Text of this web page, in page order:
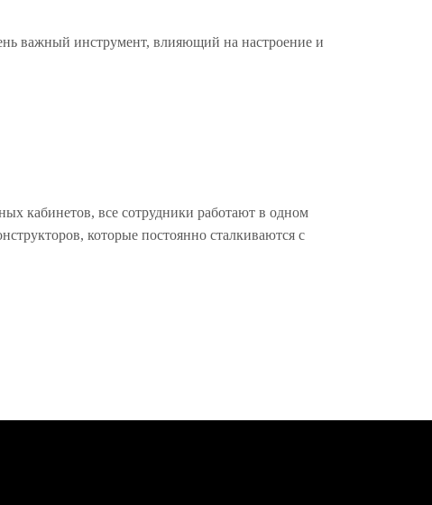
важный инструмент, влияющий на настроение и
кабинетов, все сотрудники работают в одном
которые постоянно сталкиваются с